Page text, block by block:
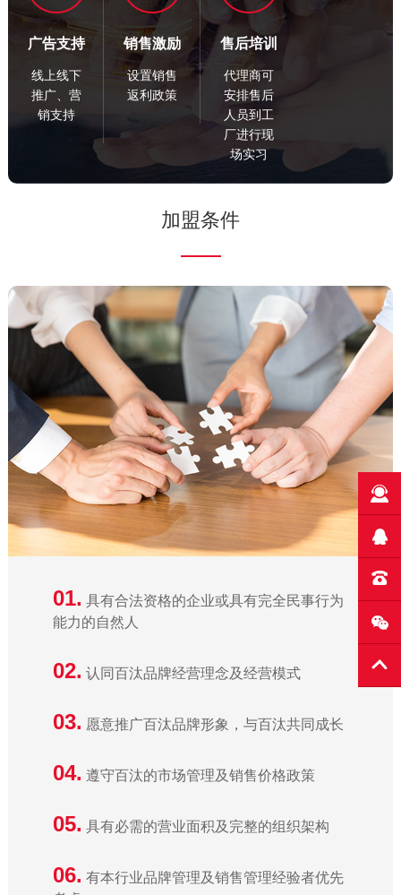
广告支持
线上线下
推广、营
销支持
销售激励
设置销售
返利政策
售后培训
代理商可
安排售后
人员到工
厂进行现
场实习
加盟条件
01. 具有合法资格的企业或具有完全民事行为
能力的自然人
02. 认同百汰品牌经营理念及经营模式
03. 愿意推广百汰品牌形象，与百汰共同成长
04. 遵守百汰的市场管理及销售价格政策
05. 具有必需的营业面积及完整的组织架构
06. 有本行业品牌管理及销售管理经验者优先